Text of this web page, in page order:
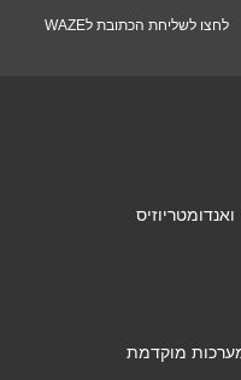
לחצו לשליחת הכתובת לWAZE
מוקדמת